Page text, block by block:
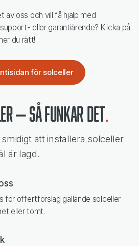
av oss och vill få hjälp med
eller garantiärende? Klicka på
du rätt!
för solceller
– så funkar det
att installera solceller
är lagd.
för offertförslag gällande solceller
eller tomt.